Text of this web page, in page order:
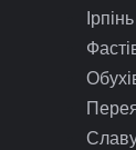
Ірпінь